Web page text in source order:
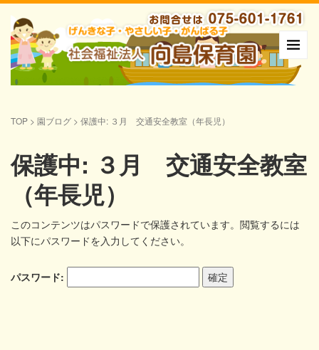
TOP > 園ブログ > 保護中: ３月 交通安全教室（年長児）
保護中: ３月 交通安全教室
（年長児）
このコンテンツはパスワードで保護されています。閲覧するには
以下にパスワードを入力してください。
パスワード: